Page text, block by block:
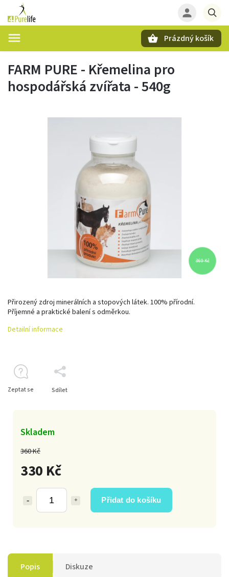
Prázdný košík
FARM PURE - Křemelina pro
hospodářská zvířata - 540g
360 Kč
360 Kč
330 Kč
Přidat do košíku
Skladem
Přirozený zdroj minerálních a stopových látek. 100% přírodní.
Příjemné a praktické balení s odměrkou.
Detailní informace
Zeptat se Sdílet
Popis Diskuze